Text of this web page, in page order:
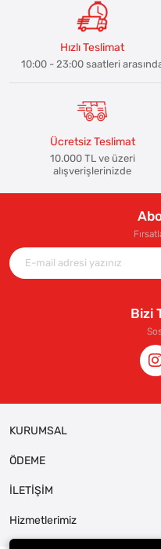
Hızlı Teslimat
10:00 - 23:00 saatleri
Ücretsiz Teslimat
10.000 TL ve üzeri
alışverişlerinizde
Bizi
KURUMSAL
ÖDEME
İLETİŞİM
Hizmetlerimiz